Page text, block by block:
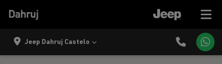
Jeep Dahruj Castelo